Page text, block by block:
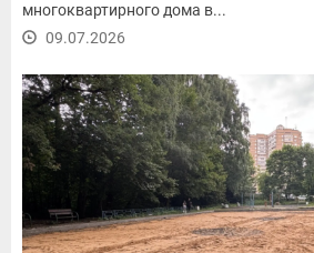
многоквартирного дома в...
09.07.2026